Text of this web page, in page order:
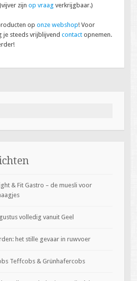
zijnop vraag verkrijgbaar.)
oponze webshop! Voor
je steeds vrijblijvendcontact opnemen.
& Fit Gastro – de muesli voor
volledig vanuit Geel
het stille gevaar in ruwvoer
Teffcobs & Grünhafercobs